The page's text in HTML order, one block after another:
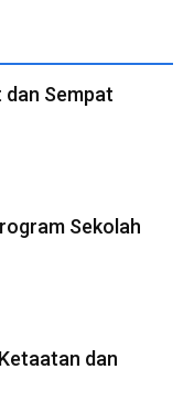
Sempat
Sekolah
dan